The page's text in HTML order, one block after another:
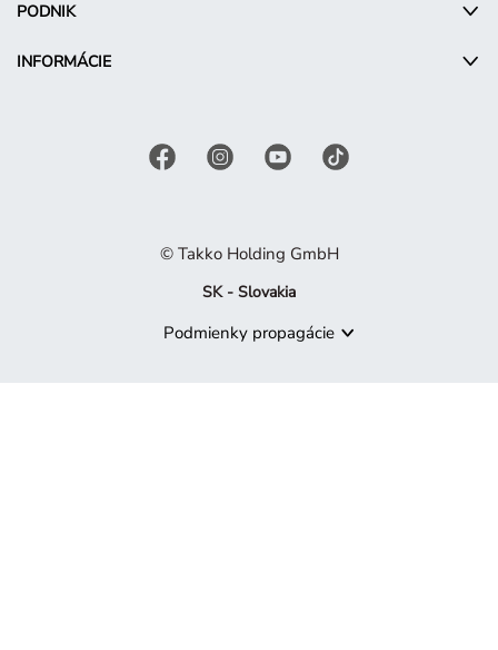
PODNIK
INFORMÁCIE
© Takko Holding GmbH
SK - Slovakia
Podmienky propagácie